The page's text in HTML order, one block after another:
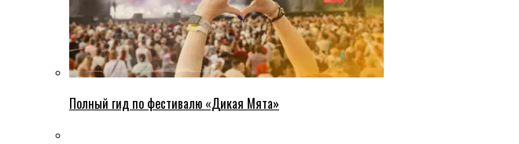
Полный гид по фестивалю «Дикая Мята»